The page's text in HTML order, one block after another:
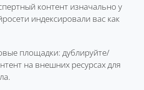
контент изначально у
индексировали вас как
площадки: дублируйте/
на внешних ресурсах для